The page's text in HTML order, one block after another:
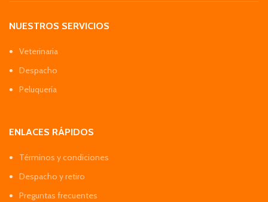
NUESTROS SERVICIOS
Veterinaria
Despacho
Peluquería
ENLACES RÁPIDOS
Términos y condiciones
Despacho y retiro
Preguntas frecuentes